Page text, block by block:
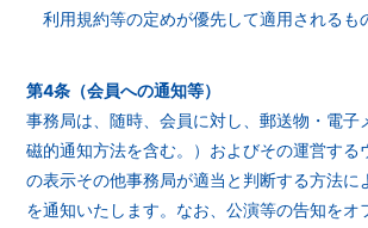
利用規約等の定めが優先して適用されるも
第4条（会員への通知等）
事務局は、随時、会員に対し、郵送物・電子
磁的通知方法を含む。）およびその運営する
の表示その他事務局が適当と判断する方法に
を通知いたします。なお、公演等の告知をオ